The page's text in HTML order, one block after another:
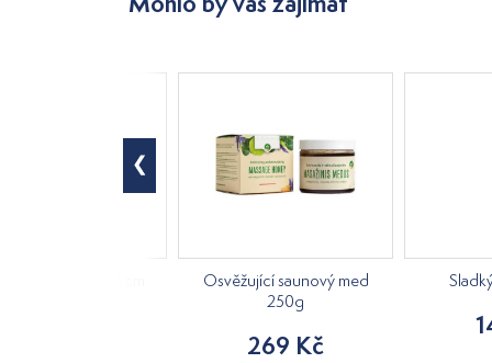
Osvěžující saunový med
250g
269 Kč